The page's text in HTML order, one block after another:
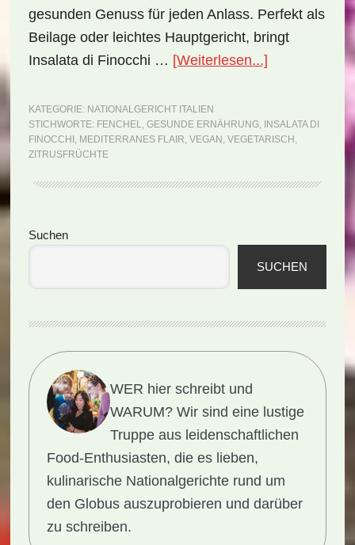
gesunden Genuss für jeden Anlass. Perfekt als
Beilage oder leichtes Hauptgericht, bringt
Insalata di Finocchi … [Weiterlesen...]
di
KATEGORIE: NATIONALGERICHT ITALIEN
STICHWORTE: FENCHEL, GESUNDE ERNÄHRUNG, INSALATA DI
FINOCCHI , MEDITERRANES FLAIR, VEGAN , VEGETARISCH ,
ZITRUSFRÜCHTE
Seitenspalte
Suchen
SUCHEN
WER hier schreibt und
WARUM? Wir sind eine lustige
Truppe aus leidenschaftlichen
Food-Enthusiasten, die es lieben,
kulinarische Nationalgerichte rund um
den Globus auszuprobieren und darüber
zu schreiben.